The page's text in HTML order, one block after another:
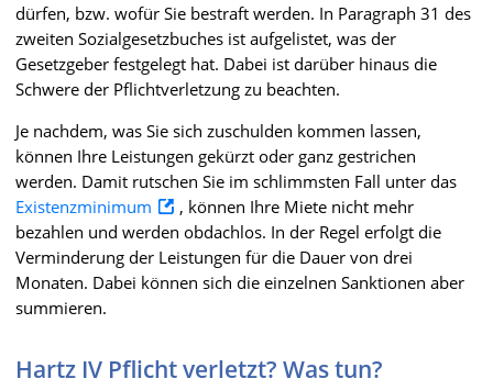
dürfen, bzw. wofür Sie bestraft werden. In Paragraph 31 des
zweiten Sozialgesetzbuches ist aufgelistet, was der
Gesetzgeber festgelegt hat. Dabei ist darüber hinaus die
Schwere der Pflichtverletzung zu beachten.
Je nachdem, was Sie sich zuschulden kommen lassen,
können Ihre Leistungen gekürzt oder ganz gestrichen
werden. Damit rutschen Sie im schlimmsten Fall unter das
Existenzminimum
, können Ihre Miete nicht mehr
bezahlen und werden obdachlos. In der Regel erfolgt die
Verminderung der Leistungen für die Dauer von drei
Monaten. Dabei können sich die einzelnen Sanktionen aber
summieren.
Hartz IV Pflicht verletzt? Was tun?